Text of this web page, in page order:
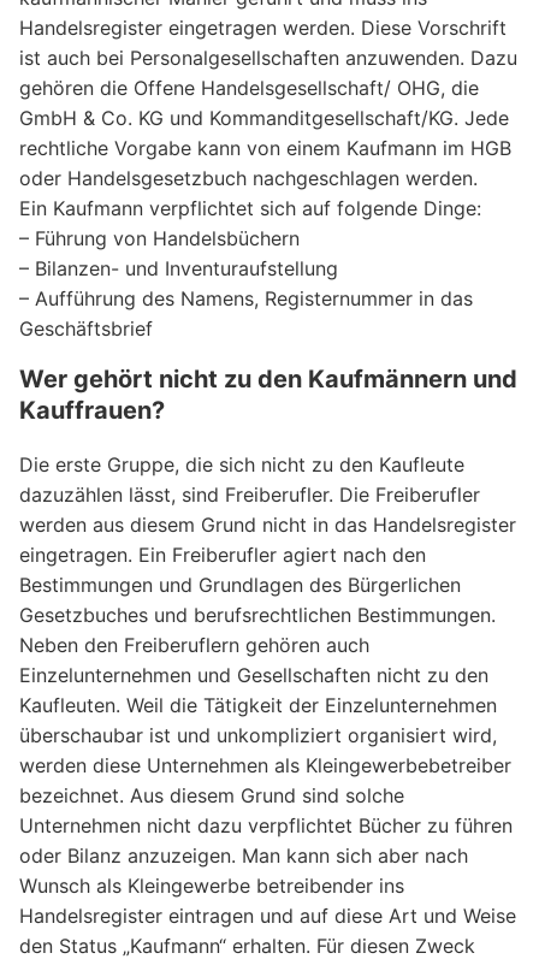
Handelsregister eingetragen werden. Diese Vorschrift
ist auch bei Personalgesellschaften anzuwenden. Dazu
gehören die Offene Handelsgesellschaft/ OHG, die
GmbH & Co. KG und Kommanditgesellschaft/KG. Jede
rechtliche Vorgabe kann von einem Kaufmann im HGB
oder Handelsgesetzbuch nachgeschlagen werden.
Ein Kaufmann verpflichtet sich auf folgende Dinge:
– Führung von Handelsbüchern
– Bilanzen- und Inventuraufstellung
– Aufführung des Namens, Registernummer in das
Geschäftsbrief
Wer gehört nicht zu den Kaufmännern und
Kauffrauen?
Die erste Gruppe, die sich nicht zu den Kaufleute
dazuzählen lässt, sind Freiberufler. Die Freiberufler
werden aus diesem Grund nicht in das Handelsregister
eingetragen. Ein Freiberufler agiert nach den
Bestimmungen und Grundlagen des Bürgerlichen
Gesetzbuches und berufsrechtlichen Bestimmungen.
Neben den Freiberuflern gehören auch
Einzelunternehmen und Gesellschaften nicht zu den
Kaufleuten. Weil die Tätigkeit der Einzelunternehmen
überschaubar ist und unkompliziert organisiert wird,
werden diese Unternehmen als Kleingewerbebetreiber
bezeichnet. Aus diesem Grund sind solche
Unternehmen nicht dazu verpflichtet Bücher zu führen
oder Bilanz anzuzeigen. Man kann sich aber nach
Wunsch als Kleingewerbe betreibender ins
Handelsregister eintragen und auf diese Art und Weise
den Status „Kaufmann“ erhalten. Für diesen Zweck